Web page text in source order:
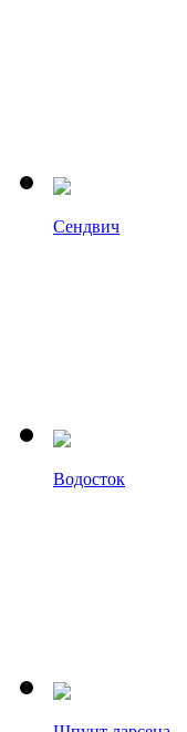
Сендвич
Водосток